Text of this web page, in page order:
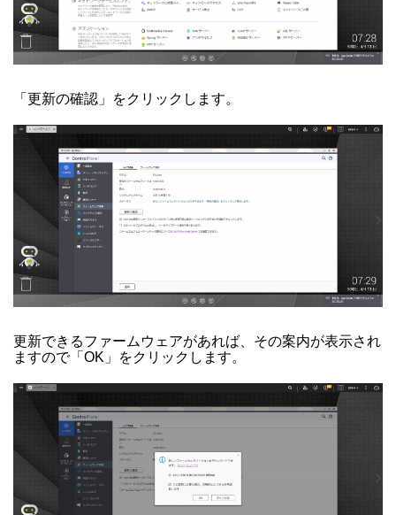
「更新の確認」をクリックします。
更新できるファームウェアがあれば、その案内が表示され
ますので「OK」をクリックします。